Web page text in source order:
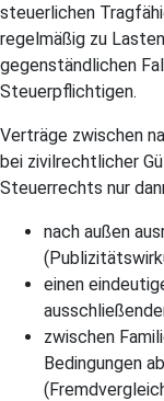
steuerlichen
regelmäßig zu
gegenständlichen
Steuerpflichtigen.
Verträge zwischen
bei zivilrechtlicher
Steuerrechts nur
nach außen
einen
zwischen
Bedingungen